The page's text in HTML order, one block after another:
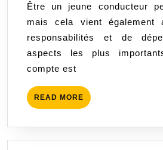
de
pour
jeune
Être un jeune conducteur
mais cela vient
responsabilités et de
aspects les plus
compte est
READ MORE READ
MORE